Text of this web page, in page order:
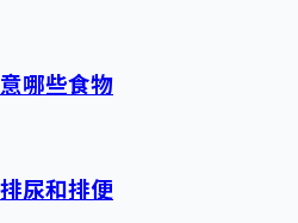
哪些食物
尿和排便